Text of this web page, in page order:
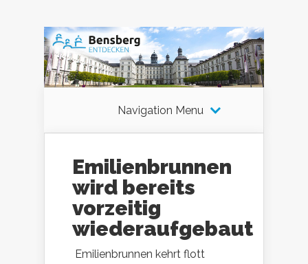
Navigation Menu
Emilienbrunnen
wird bereits
vorzeitig
wiederaufgebaut
Emilienbrunnen kehrt flott